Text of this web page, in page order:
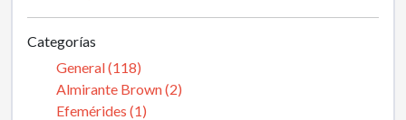
Categorías
General (118)
Almirante Brown (2)
Efemérides (1)